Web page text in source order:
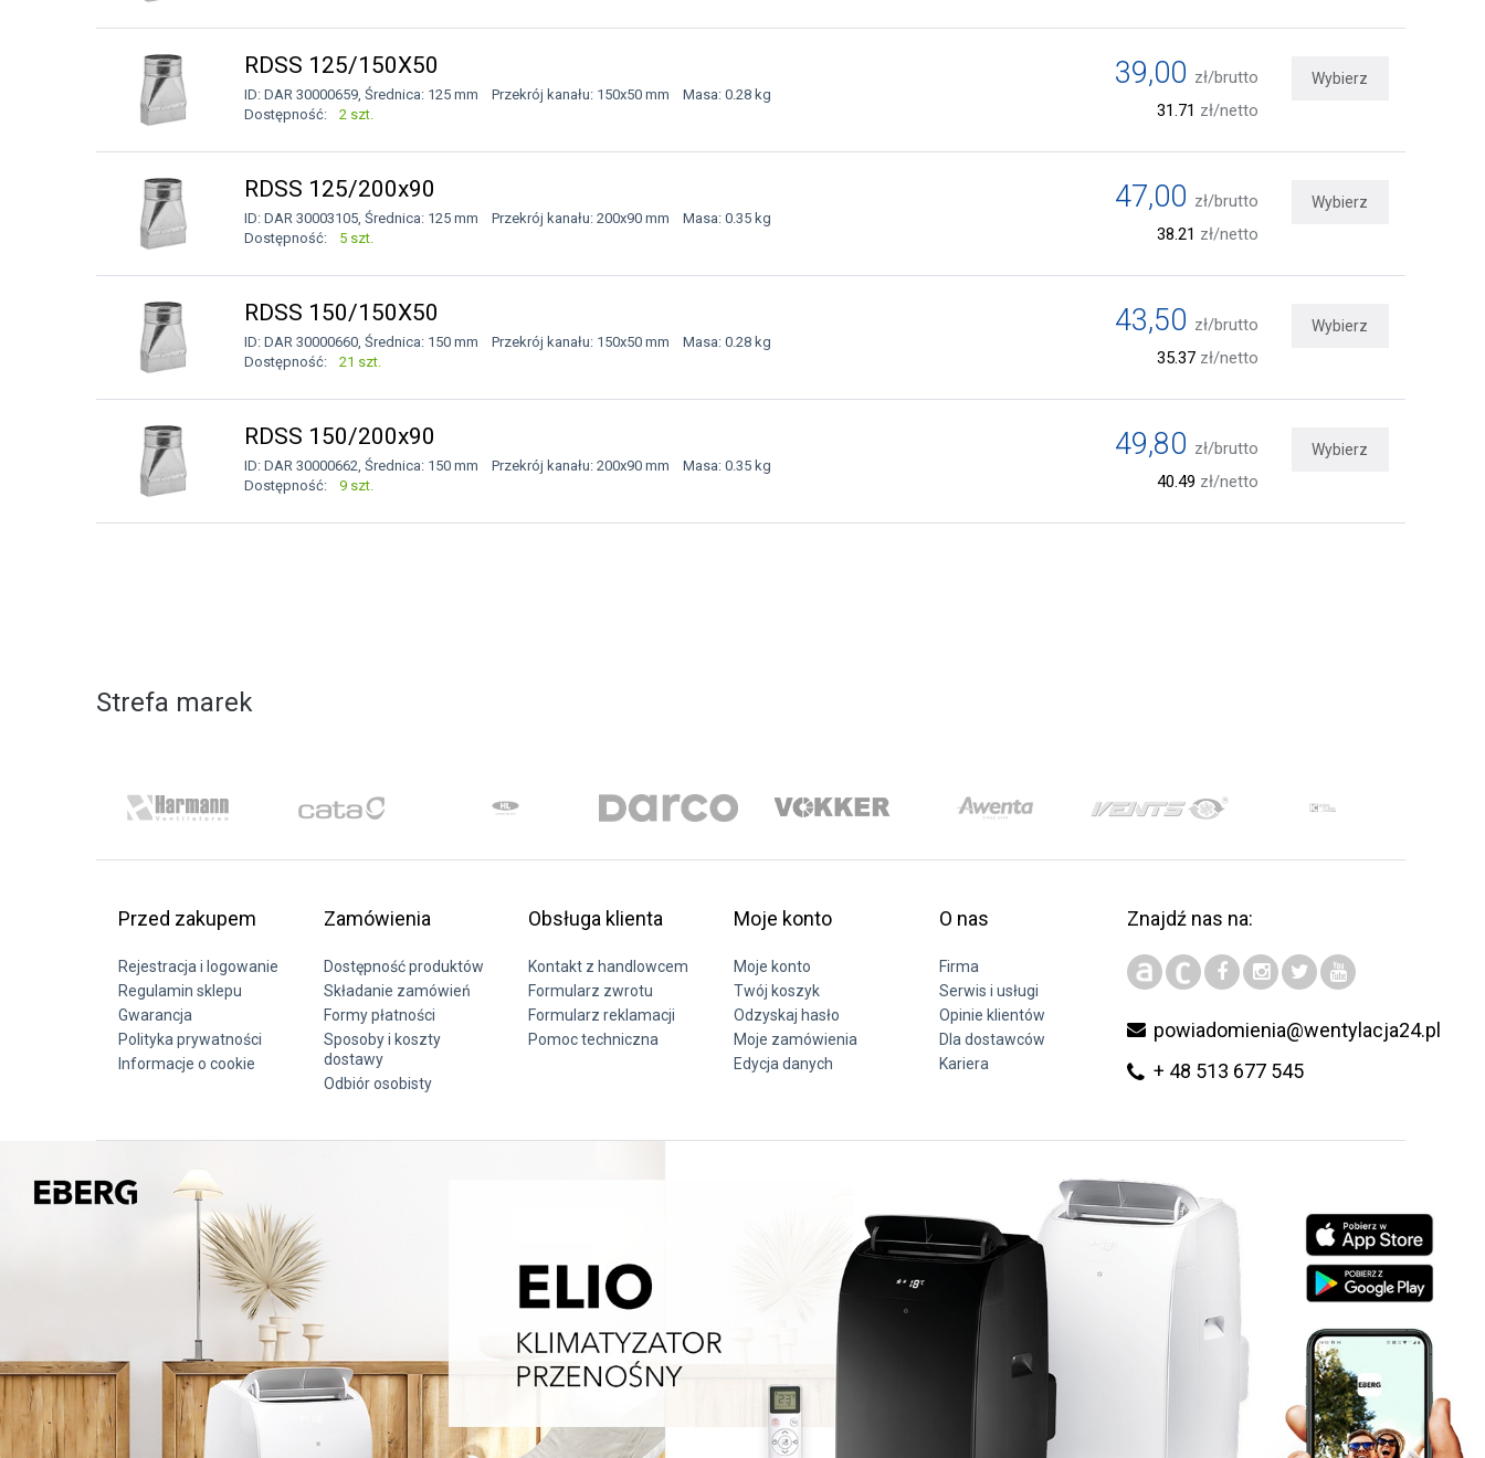
RDSS 125/150X50
ID: DAR 30000659, Średnica: 125 mm Przekrój kanału: 150x50 mm Masa: 0.28 kg
Dostępność:
2 szt.
39,00 zł/brutto
31.71 zł/netto
Wybierz
RDSS 125/200x90
ID: DAR 30003105, Średnica: 125 mm Przekrój kanału: 200x90 mm Masa: 0.35 kg
Dostępność:
5 szt.
47,00 zł/brutto
38.21 zł/netto
Wybierz
RDSS 150/150X50
ID: DAR 30000660, Średnica: 150 mm Przekrój kanału: 150x50 mm Masa: 0.28 kg
Dostępność:
21 szt.
43,50 zł/brutto
35.37 zł/netto
Wybierz
RDSS 150/200x90
ID: DAR 30000662, Średnica: 150 mm Przekrój kanału: 200x90 mm Masa: 0.35 kg
Dostępność:
9 szt.
49,80 zł/brutto
40.49 zł/netto
Wybierz
Strefa marek
Przed zakupem
Rejestracja i logowanie
Regulamin sklepu
Gwarancja
Polityka prywatności
Informacje o cookie
Zamówienia
Dostępność produktów
Składanie zamówień
Formy płatności
Sposoby i koszty
dostawy
Odbiór osobisty
Obsługa klienta
Kontakt z handlowcem
Formularz zwrotu
Formularz reklamacji
Pomoc techniczna
Moje konto
Moje konto
Twój koszyk
Odzyskaj hasło
Moje zamówienia
Edycja danych
O nas
Firma
Serwis i usługi
Opinie klientów
Dla dostawców
Kariera
Znajdź nas na:
powiadomienia@wentylacja24.pl
+ 48 513 677 545